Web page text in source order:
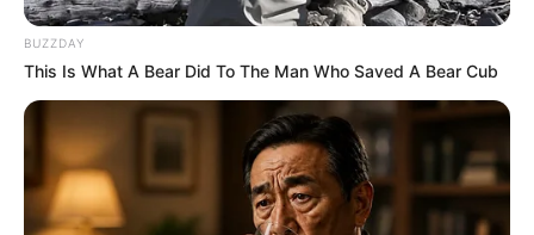
BUZZDAY
This Is What A Bear Did To The Man Who Saved A Bear Cub